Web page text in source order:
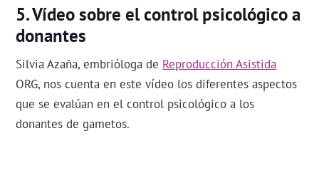
Vídeo sobre el control psicológico a
donantes
Silvia Azaña, embrióloga de Reproducción Asistida
ORG, nos cuenta en este vídeo los diferentes aspectos
que se evalúan en el control psicológico a los
donantes de gametos.